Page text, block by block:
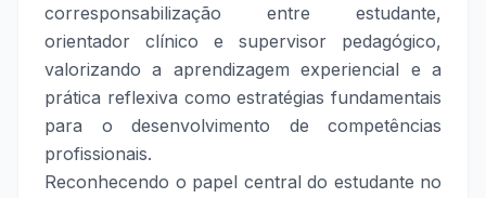
corresponsabilização entre estudante,
orientador clínico e supervisor pedagógico,
valorizando a aprendizagem experiencial e a
prática reflexiva como estratégias fundamentais
para o desenvolvimento de competências
profissionais.
Reconhecendo o papel central do estudante no